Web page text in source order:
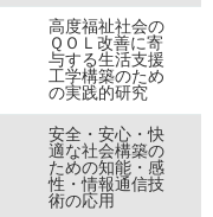
高度福祉社会の
ＱＯＬ改善に寄
与する生活支援
工学構築のため
の実践的研究
安全・安心・快
適な社会構築の
ための知能・感
性・情報通信技
術の応用